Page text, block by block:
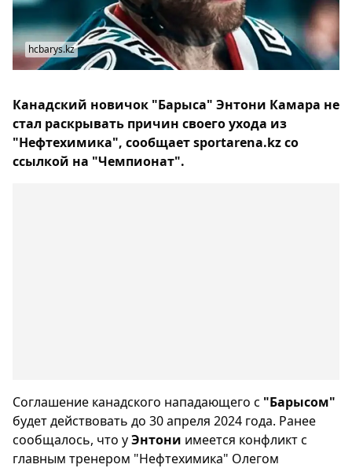
hcbarys.kz
Канадский новичок "Барыса" Энтони Камара не
стал раскрывать причин своего ухода из
"Нефтехимика", сообщает sportarena.kz со
ссылкой на "Чемпионат".
Соглашение канадского нападающего с "Барысом"
будет действовать до 30 апреля 2024 года. Ранее
сообщалось, что уЭнтони имеется конфликт с
главным тренером "Нефтехимика" Олегом